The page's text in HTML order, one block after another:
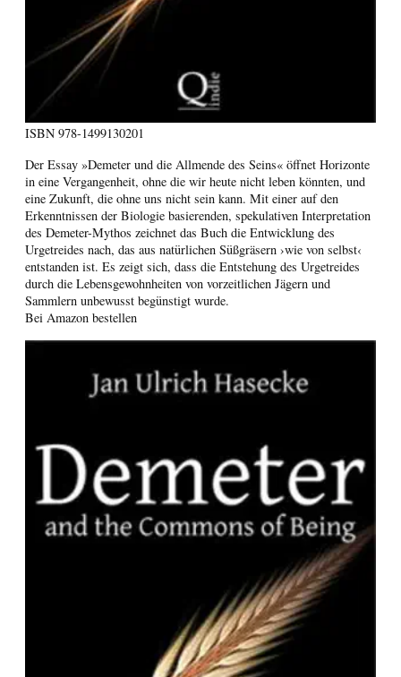
ISBN 978-1499130201
Der Essay »Demeter und die Allmende des Seins« öffnet Horizonte
in eine Vergangenheit, ohne die wir heute nicht leben könnten, und
eine Zukunft, die ohne uns nicht sein kann. Mit einer auf den
Erkenntnissen der Biologie basierenden, spekulativen Interpretation
des Demeter-Mythos zeichnet das Buch die Entwicklung des
Urgetreides nach, das aus natürlichen Süßgräsern ›wie von selbst‹
entstanden ist. Es zeigt sich, dass die Entstehung des Urgetreides
durch die Lebensgewohnheiten von vorzeitlichen Jägern und
Sammlern unbewusst begünstigt wurde.
Bei Amazon bestellen